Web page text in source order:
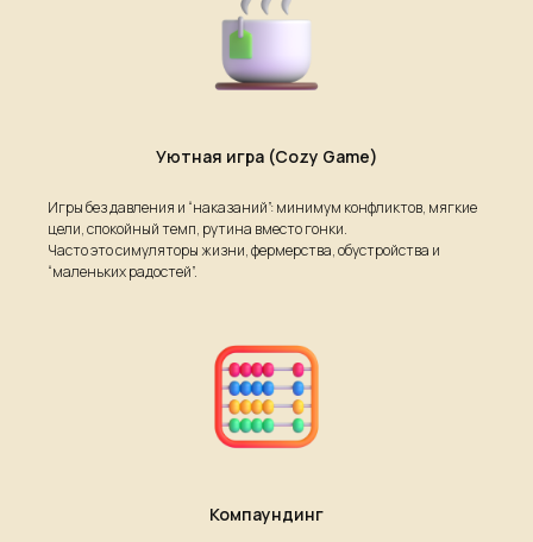
Уютная игра (Cozy Game)
Игры без давления и “наказаний”: минимум конфликтов, мягкие
цели, спокойный темп, рутина вместо гонки.
Часто это симуляторы жизни, фермерства, обустройства и
“маленьких радостей”.
Компаундинг